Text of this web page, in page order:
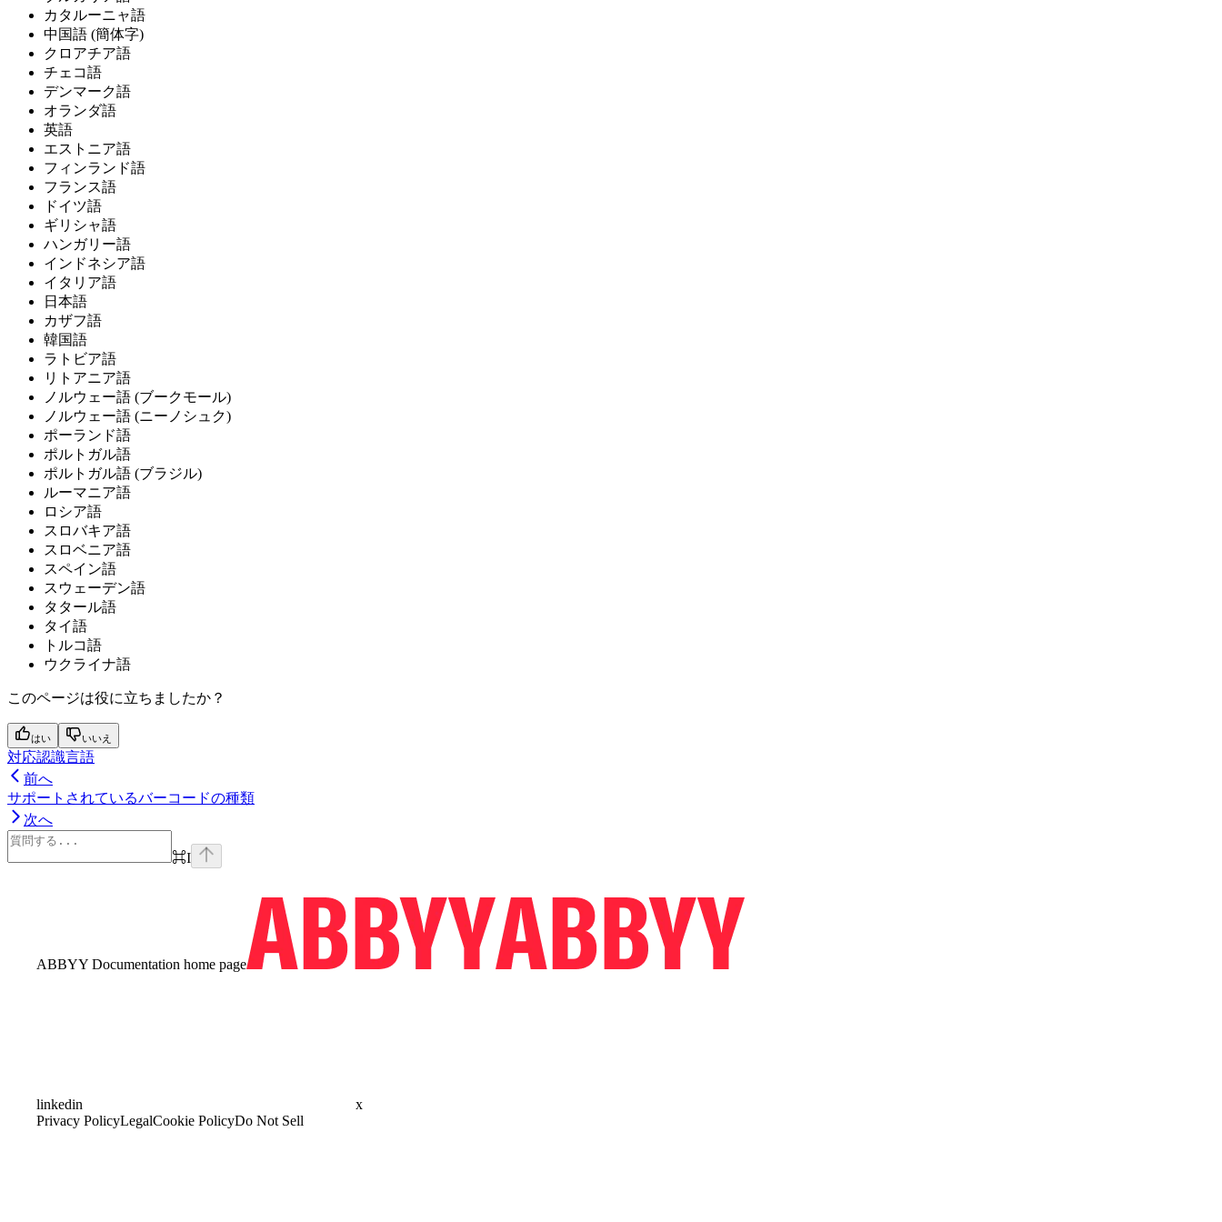
カタルーニャ語
中国語 (簡体字)
クロアチア語
チェコ語
デンマーク語
オランダ語
英語
エストニア語
フィンランド語
フランス語
ドイツ語
ギリシャ語
ハンガリー語
インドネシア語
イタリア語
日本語
カザフ語
韓国語
ラトビア語
リトアニア語
ノルウェー語 (ブークモール)
ノルウェー語 (ニーノシュク)
ポーランド語
ポルトガル語
ポルトガル語 (ブラジル)
ルーマニア語
ロシア語
スロバキア語
スロベニア語
スペイン語
スウェーデン語
タタール語
タイ語
トルコ語
ウクライナ語
このページは役に立ちましたか？
はい いいえ
対応認識言語
前へ
サポートされているバーコードの種類
次へ
⌘I
ABBYY Documentation home page
linkedin
x
Privacy PolicyLegalCookie PolicyDo Not Sell